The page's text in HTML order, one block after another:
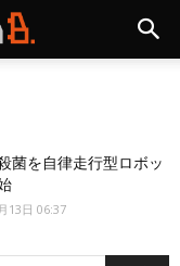
菌を自律走行型ロボッ
13日 06:37